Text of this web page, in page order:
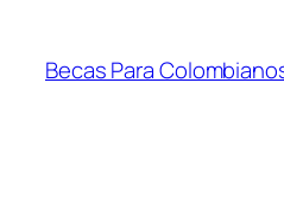
contenido
Becas Para